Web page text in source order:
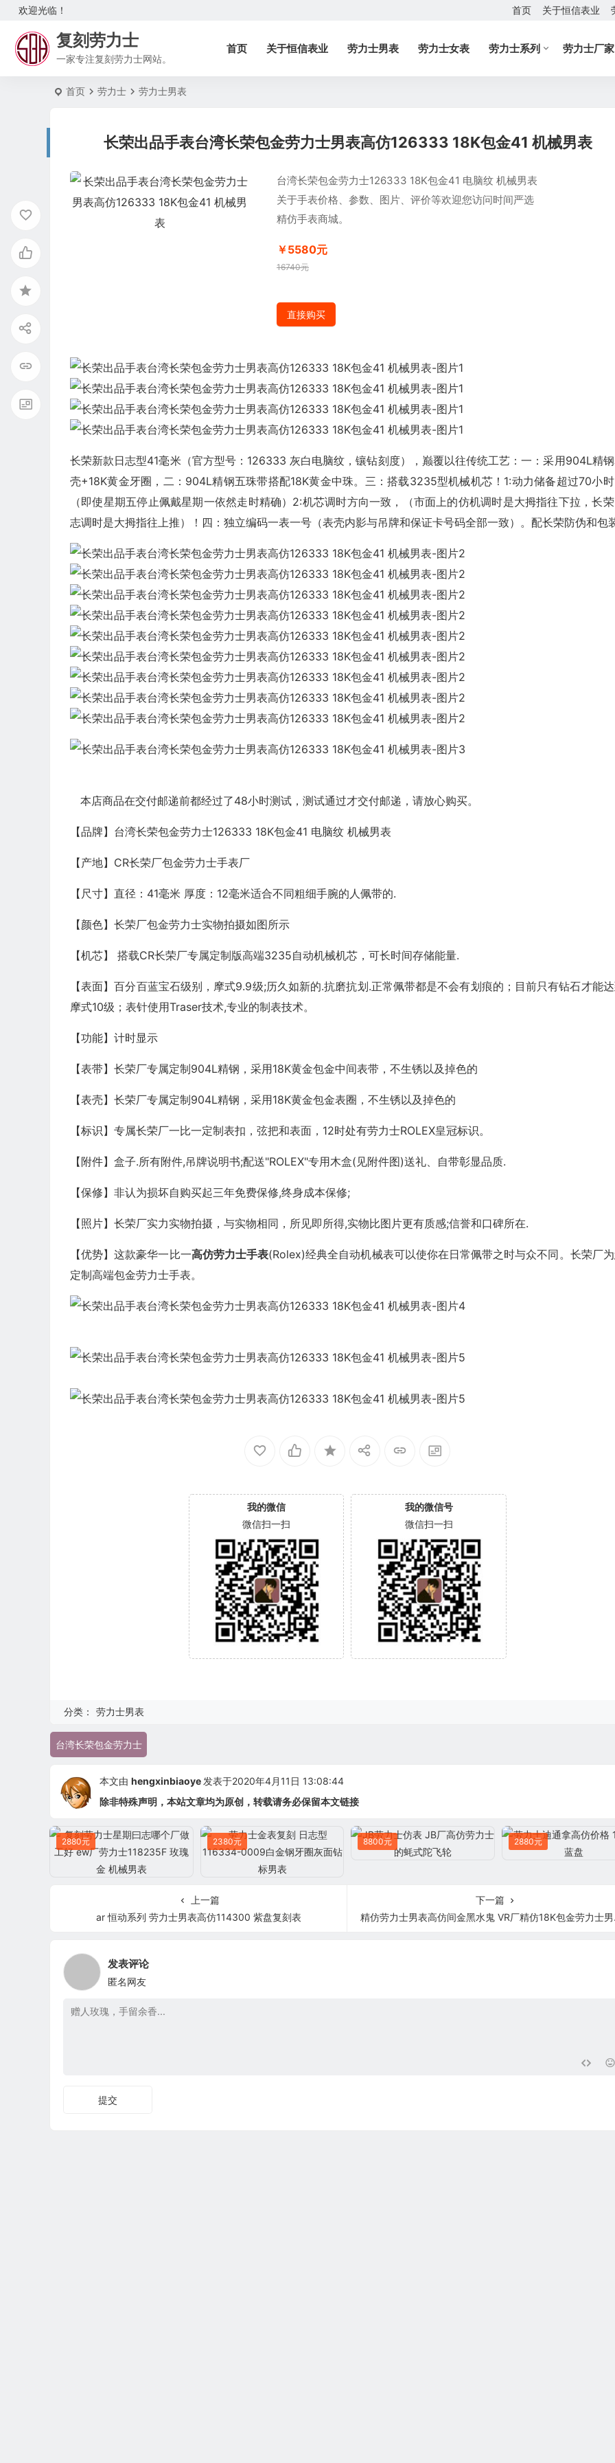
欢迎光临！ 首页 关于恒信表业
复刻劳力士
一家专注复刻劳力士网站。
首页 关于恒信表业 劳力士男表 劳力士女表 劳力士系列 劳力士厂家
首页 劳力士 劳力士男表
长荣出品手表台湾长荣包金劳力士男表高仿126333 18K包金41 机械男表
台湾长荣包金劳力士126333 18K包金41 电脑纹 机械男表
关于手表价格、参数、图片、评价等欢迎您访问时间严选
精仿手表商城。
￥5580元
16740元
直接购买
长荣新款日志型41毫米（官方型号：126333 灰白电脑纹，镶钻刻度），巅覆以往传统工艺：一：采用904L精
壳+18K黄金牙圈，二：904L精钢五珠带搭配18K黄金中珠。三：搭载3235型机械机芯！1:动力储备超过70小
（即使星期五停止佩戴星期一依然走时精确）2:机芯调时方向一致，（市面上的仿机调时是大拇指往下拉，长
志调时是大拇指往上推）！四：独立编码一表一号（表壳内影与吊牌和保证卡号码全部一致）。配长荣防伪和包
本店商品在交付邮递前都经过了48小时测试，测试通过才交付邮递，请放心购买。
【品牌】台湾长荣包金劳力士126333 18K包金41 电脑纹 机械男表
【产地】CR长荣厂包金劳力士手表厂
【尺寸】直径：41毫米 厚度：12毫米适合不同粗细手腕的人佩带的.
【颜色】长荣厂包金劳力士实物拍摄如图所示
【机芯】 搭载CR长荣厂专属定制版高端3235自动机械机芯，可长时间存储能量.
【表面】百分百蓝宝石级别，摩式9.9级;历久如新的.抗磨抗划.正常佩带都是不会有划痕的；目前只有钻石才能
摩式10级；表针使用Traser技术,专业的制表技术。
【功能】计时显示
【表带】长荣厂专属定制904L精钢，采用18K黄金包金中间表带，不生锈以及掉色的
【表壳】长荣厂专属定制904L精钢，采用18K黄金包金表圈，不生锈以及掉色的
【标识】专属长荣厂一比一定制表扣，弦把和表面，12时处有劳力士ROLEX皇冠标识。
【附件】盒子.所有附件,吊牌说明书;配送"ROLEX"专用木盒(见附件图)送礼、自带彰显品质.
【保修】非认为损坏自购买起三年免费保修,终身成本保修;
【照片】长荣厂实力实物拍摄，与实物相同，所见即所得,实物比图片更有质感;信誉和口碑所在.
【优势】这款豪华一比一高仿劳力士手表(Rolex)经典全自动机械表可以使你在日常佩带之时与众不同。长荣厂
定制高端包金劳力士手表。
我的微信
微信扫一扫
我的微信号
微信扫一扫
分类： 劳力士男表
台湾长荣包金劳力士
本文由 hengxinbiaoye 发表于2020年4月11日 13:08:44
除非特殊声明，本站文章均为原创，转载请务必保留本文链接
2880元 2380元 8800元 2880元
上一篇
ar 恒动系列 劳力士男表高仿114300 紫盘复刻表
下一篇
精仿劳力士男表高仿间金黑水鬼 VR厂精仿18K包金劳力士男表高仿水鬼116613-LN-97203 黑盘腕表(间金黑)
发表评论
匿名网友
提交